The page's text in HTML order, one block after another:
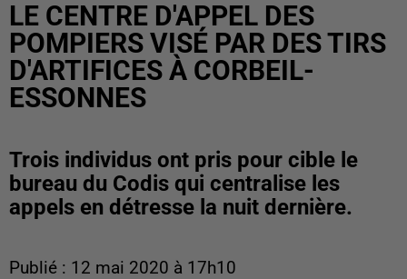
LE CENTRE D'APPEL DES
POMPIERS VISÉ PAR DES TIRS
D'ARTIFICES À CORBEIL-
ESSONNES
Trois individus ont pris pour cible le
bureau du Codis qui centralise les
appels en détresse la nuit dernière.
Publié : 12 mai 2020 à 17h10